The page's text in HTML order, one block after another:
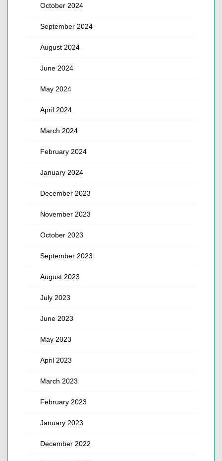
October 2024
September 2024
August 2024
June 2024
May 2024
April 2024
March 2024
February 2024
January 2024
December 2023
November 2023
October 2023
September 2023
August 2023
July 2023
June 2023
May 2023
April 2023
March 2023
February 2023
January 2023
December 2022